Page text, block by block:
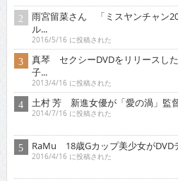
雨宮留菜さん 「ミスヤンチャン
ル...
2016/5/16 に投稿された
真琴 セクシーDVDをリリースし
子...
2013/4/16 に投稿された
土村 芳 新進女優が「愛の渦」監
2014/7/16 に投稿された
RaMu 18歳Gカップ美少女がDVD
2016/4/16 に投稿された